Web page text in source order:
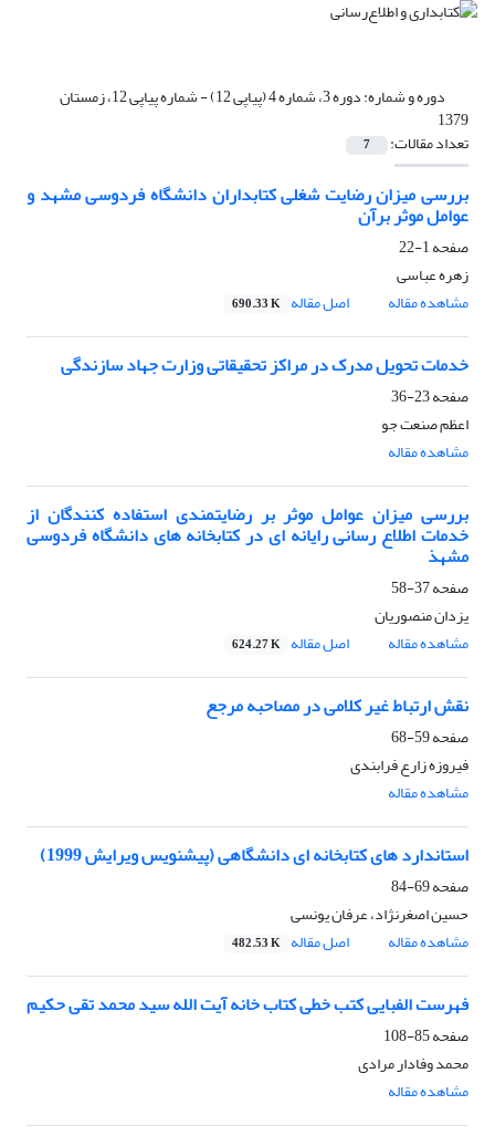
دوره و شماره: دوره 3، شماره 4 (پیاپی 12) - شماره پیاپی 12، زمستان
1379
تعداد مقالات: 7
بررسی میزان رضایت شغلی کتابداران دانشگاه فردوسی مشهد و
عوامل موثر برآن
صفحه1-22
زهره عباسی
مشاهده مقاله
اصل مقاله 690.33 K
خدمات تحویل مدرک در مراکز تحقیقاتی وزارت جهاد سازندگی
صفحه23-36
اعظم صنعت جو
مشاهده مقاله
بررسی میزان عوامل موثر بر رضایتمندی استفاده کنندگان از
خدمات اطلاع رسانی رایانه ای در کتابخانه های دانشگاه فردوسی
مشهذ
صفحه37-58
یزدان منصوریان
مشاهده مقاله
اصل مقاله 624.27 K
نقش ارتباط غیر کلامی در مصاحبه مرجع
صفحه59-68
فیروزه زارع فرابندی
مشاهده مقاله
استاندارد های کتابخانه ای دانشگاهی (پیشنویس ویرایش 1999)
صفحه69-84
حسین اصغرنژاد، عرفان یونسی
مشاهده مقاله
اصل مقاله 482.53 K
فهرست الفبایی کتب خطی کتاب خانه آیت الله سید محمد تقی حکیم
صفحه85-108
محمد وفادار مرادی
مشاهده مقاله